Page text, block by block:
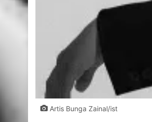
Artis Bunga Zainal/ist